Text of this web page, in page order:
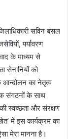
सविन बंसल
पर्यावरण
के माध्यम से
सेनानियों को
आन्दोलन का नेतृत्व
संगठनों के साथ
स्वच्छता और संरक्षण
में इस कार्यक्रम का
मेरा मानना है।